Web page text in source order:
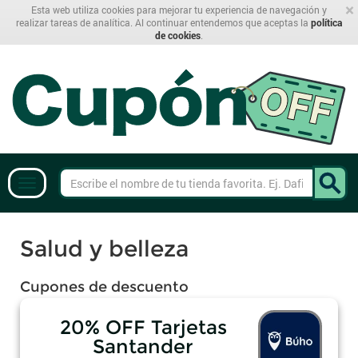
×
Esta web utiliza cookies para mejorar tu experiencia de navegación y
realizar tareas de analítica. Al continuar entendemos que aceptas la política
de cookies
Salud y belleza
Cupones de descuento
20% OFF Tarjetas
Santander